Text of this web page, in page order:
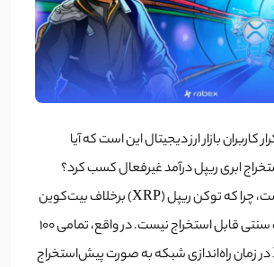
کاربران بازار ارز دیجیتال این است که آیا
ابری ریپل درآمد غیرفعال کسب کرد؟
پاسخ فنی منفی است، چرا که توکن ریپل (XRP) برخلاف بیت‌کوین
یا اتریوم، به صورت سنتی قابل استخراج نیست. در واقع، تمامی ۱۰۰
میلیارد توکن XRP در زمان راه‌اندازی شبکه به صورت پیش‌استخراج